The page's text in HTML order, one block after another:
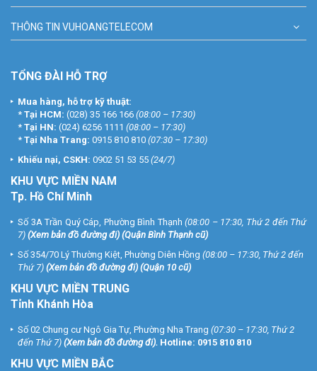
THÔNG TIN VUHOANGTELECOM
TỔNG ĐÀI HỖ TRỢ
Mua hàng, hỗ trợ kỹ thuật:
* Tại HCM: (028) 35 166 166 (08:00 – 17:30)
* Tại HN: (024) 6256 1111 (08:00 – 17:30)
* Tại Nha Trang: 0915 810 810 (07:30 – 17:30)
Khiếu nại, CSKH: 0902 51 53 55 (24/7)
KHU VỰC MIỀN NAM
Tp. Hồ Chí Minh
Số 3A Trần Quý Cáp, Phường Bình Thạnh (08:00 – 17:30, Thứ 2 đến Thứ
7) (Xem bản đồ đường đi) (Quận Bình Thạnh cũ)
Số 354/70 Lý Thường Kiệt, Phường Diên Hồng (08:00 – 17:30, Thứ 2 đến
Thứ 7) (Xem bản đồ đường đi) (Quận 10 cũ)
KHU VỰC MIỀN TRUNG
Tỉnh Khánh Hòa
Số 02 Chung cư Ngô Gia Tự, Phường Nha Trang (07:30 – 17:30, Thứ 2
đến Thứ 7) (Xem bản đồ đường đi). Hotline: 0915 810 810
KHU VỰC MIỀN BẮC